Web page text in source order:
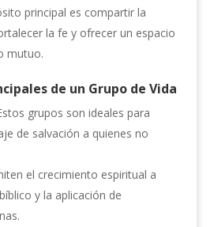
principal es compartir la
la fe y ofrecer un espacio
mutuo.
de un Grupo de Vida
grupos son ideales para
de salvación a quienes no
el crecimiento espiritual a
y la aplicación de